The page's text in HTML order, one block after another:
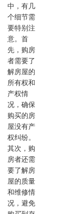
中，有几
个细节需
要特别注
意。首
先，购房
者需要了
解房屋的
所有权和
产权情
况，确保
购买的房
屋没有产
权纠纷。
其次，购
房者还需
要了解房
屋的质量
和维修情
况，避免